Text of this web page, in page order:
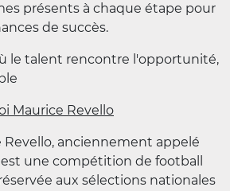
présents à chaque étape pour
de succès.
le talent rencontre l'opportunité,
Maurice Revello
Revello, anciennement appelé
une compétition de football
aux sélections nationales